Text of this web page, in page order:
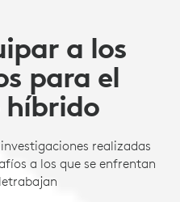
a los
para el
realizadas
a los que se enfrentan